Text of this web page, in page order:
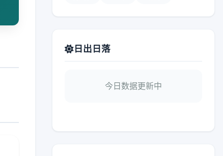
日出日落
今日数据更新中